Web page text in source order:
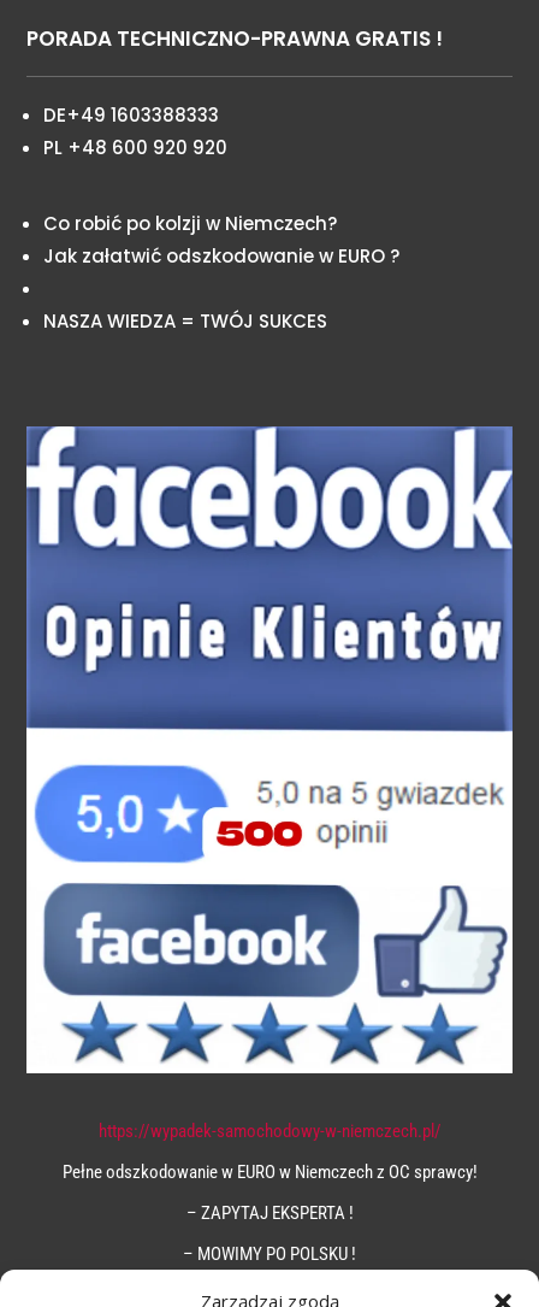
Zarządzaj zgodą
PORADA TECHNICZNO-PRAWNA GRATIS !
DE+49 1603388333
PL +48 600 920 920
Co robić po kolzji w Niemczech?
Jak załatwić odszkodowanie w EURO ?
NASZA WIEDZA = TWÓJ SUKCES
https://wypadek-samochodowy-w-niemczech.pl/
Pełne odszkodowanie w EURO w Niemczech z OC sprawcy!
– ZAPYTAJ EKSPERTA !
– MOWIMY PO POLSKU !